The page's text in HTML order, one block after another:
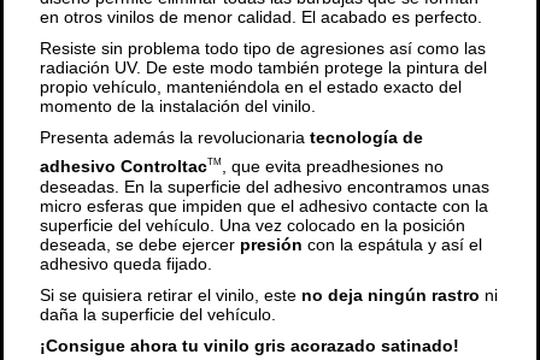
en otros vinilos de menor calidad. El acabado es perfecto.
Resiste sin problema todo tipo de agresiones así como las
radiación UV. De este modo también protege la pintura del
propio vehículo, manteniéndola en el estado exacto del
momento de la instalación del vinilo.
Presenta además la revolucionaria tecnología de
adhesivo ControltacTM
, que evita preadhesiones no
deseadas. En la superficie del adhesivo encontramos unas
micro esferas que impiden que el adhesivo contacte con la
superficie del vehículo. Una vez colocado en la posición
deseada, se debe ejercer presión con la espátula y así el
adhesivo queda fijado.
Si se quisiera retirar el vinilo, este no deja ningún rastro ni
daña la superficie del vehículo.
¡Consigue ahora tu vinilo gris acorazado satinado!